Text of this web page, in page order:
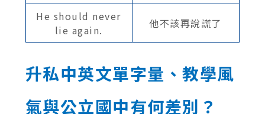
He should never
lie again.
他不該再說謊了
升私中英文單字量、教學風
氣與公立國中有何差別？